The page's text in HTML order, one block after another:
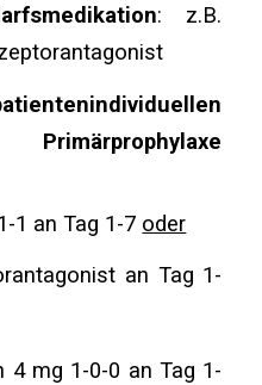
: z.B.
1 an Tag 1-7 oder
an Tag 1-
4 mg 1-0-0 an Tag 1-